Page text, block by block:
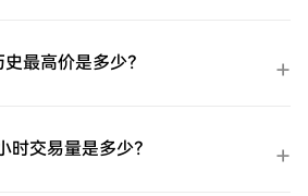
最高价是多少？
时交易量是多少？